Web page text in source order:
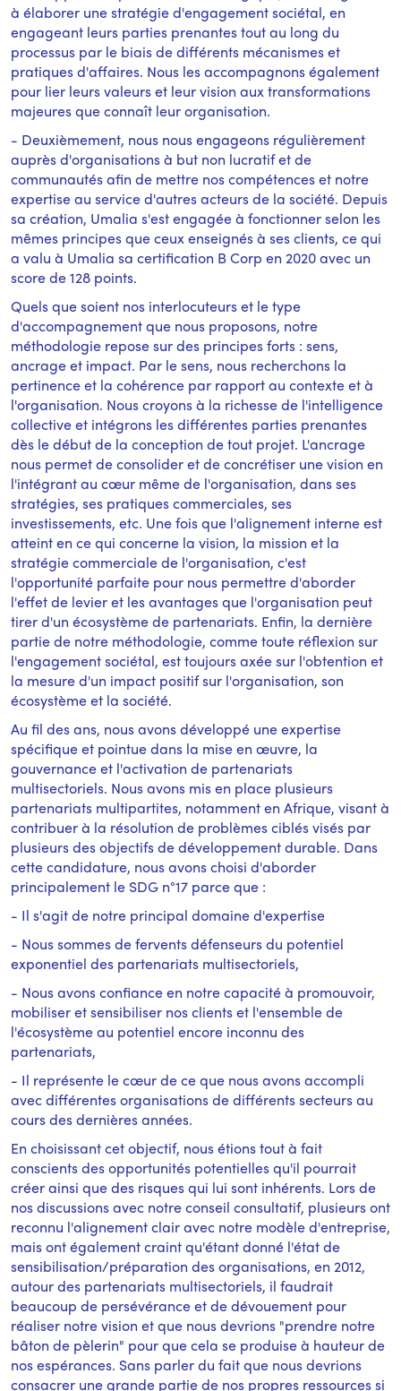
à élaborer une stratégie d'engagement sociétal, en
engageant leurs parties prenantes tout au long du
processus par le biais de différents mécanismes et
pratiques d'affaires. Nous les accompagnons également
pour lier leurs valeurs et leur vision aux transformations
majeures que connaît leur organisation.
- Deuxièmement, nous nous engageons régulièrement
auprès d'organisations à but non lucratif et de
communautés afin de mettre nos compétences et notre
expertise au service d'autres acteurs de la société. Depuis
sa création, Umalia s'est engagée à fonctionner selon les
mêmes principes que ceux enseignés à ses clients, ce qui
a valu à Umalia sa certification B Corp en 2020 avec un
score de 128 points.
Quels que soient nos interlocuteurs et le type
d'accompagnement que nous proposons, notre
méthodologie repose sur des principes forts : sens,
ancrage et impact. Par le sens, nous recherchons la
pertinence et la cohérence par rapport au contexte et à
l'organisation. Nous croyons à la richesse de l'intelligence
collective et intégrons les différentes parties prenantes
dès le début de la conception de tout projet. L'ancrage
nous permet de consolider et de concrétiser une vision en
l'intégrant au cœur même de l'organisation, dans ses
stratégies, ses pratiques commerciales, ses
investissements, etc. Une fois que l'alignement interne est
atteint en ce qui concerne la vision, la mission et la
stratégie commerciale de l'organisation, c'est
l'opportunité parfaite pour nous permettre d'aborder
l'effet de levier et les avantages que l'organisation peut
tirer d'un écosystème de partenariats. Enfin, la dernière
partie de notre méthodologie, comme toute réflexion sur
l'engagement sociétal, est toujours axée sur l'obtention et
la mesure d'un impact positif sur l'organisation, son
écosystème et la société.
Au fil des ans, nous avons développé une expertise
spécifique et pointue dans la mise en œuvre, la
gouvernance et l'activation de partenariats
multisectoriels. Nous avons mis en place plusieurs
partenariats multipartites, notamment en Afrique, visant à
contribuer à la résolution de problèmes ciblés visés par
plusieurs des objectifs de développement durable. Dans
cette candidature, nous avons choisi d'aborder
principalement le SDG n°17 parce que :
- Il s'agit de notre principal domaine d'expertise
- Nous sommes de fervents défenseurs du potentiel
exponentiel des partenariats multisectoriels,
- Nous avons confiance en notre capacité à promouvoir,
mobiliser et sensibiliser nos clients et l'ensemble de
l'écosystème au potentiel encore inconnu des
partenariats,
- Il représente le cœur de ce que nous avons accompli
avec différentes organisations de différents secteurs au
cours des dernières années.
En choisissant cet objectif, nous étions tout à fait
conscients des opportunités potentielles qu'il pourrait
créer ainsi que des risques qui lui sont inhérents. Lors de
nos discussions avec notre conseil consultatif, plusieurs ont
reconnu l'alignement clair avec notre modèle d'entreprise,
mais ont également craint qu'étant donné l'état de
sensibilisation/préparation des organisations, en 2012,
autour des partenariats multisectoriels, il faudrait
beaucoup de persévérance et de dévouement pour
réaliser notre vision et que nous devrions "prendre notre
bâton de pèlerin" pour que cela se produise à hauteur de
nos espérances. Sans parler du fait que nous devrions
consacrer une grande partie de nos propres ressources si